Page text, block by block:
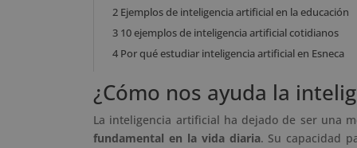
2 Ejemplos de inteligencia artificial en la educación
3 10 ejemplos de inteligencia artificial cotidianos
4 Por qué estudiar inteligencia artificial en Esneca
¿Cómo nos ayuda la
La inteligencia artificial ha dejado de ser una
fundamental en la vida diaria. Su capacidad